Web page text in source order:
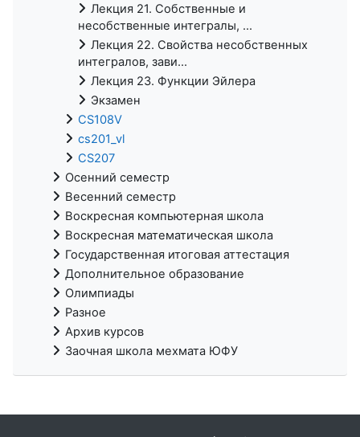
Лекция 21. Собственные и
несобственные интегралы, ...
Лекция 22. Свойства несобственных
интегралов, зави...
Лекция 23. Функции Эйлера
Экзамен
CS108V
cs201_vl
CS207
Осенний семестр
Весенний семестр
Воскресная компьютерная школа
Воскресная математическая школа
Государственная итоговая аттестация
Дополнительное образование
Олимпиады
Разное
Архив курсов
Заочная школа мехмата ЮФУ